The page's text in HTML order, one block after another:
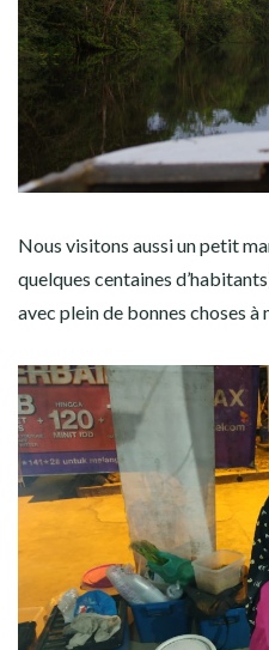
Nous visitons aussi un petit
quelques centaines
avec plein de bonnes choses